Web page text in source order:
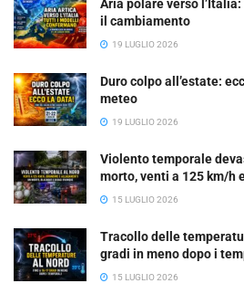
Aria polare verso
il cambiamento
19 LUGLIO 2026
Duro colpo all’estate:
meteo
19 LUGLIO 2026
Violento temporale
morto, venti a 125 km/h
15 LUGLIO 2026
Tracollo delle
gradi in meno dopo i
15 LUGLIO 2026